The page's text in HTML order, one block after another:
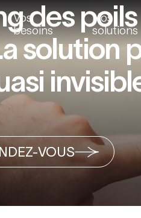
Vos
besoins
Nos
solutions
des
solution
VOUS